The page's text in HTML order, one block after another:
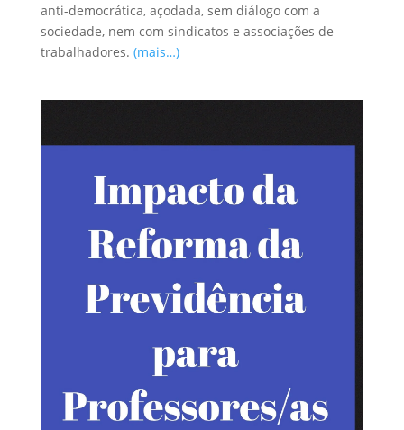
anti-democrática, açodada, sem diálogo com a
sociedade, nem com sindicatos e associações de
trabalhadores. (mais…)